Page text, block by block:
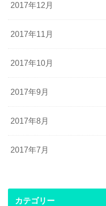
2017年12月
2017年11月
2017年10月
2017年9月
2017年8月
2017年7月
カテゴリー